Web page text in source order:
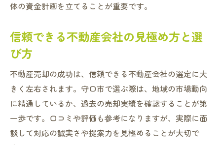
体の資金計画を立てることが重要です。
信頼できる不動産会社の見極め方と選
び方
不動産売却の成功は、信頼できる不動産会社の選定に大
きく左右されます。守口市で選ぶ際は、地域の市場動向
に精通しているか、過去の売却実績を確認することが第
一歩です。口コミや評価も参考になりますが、実際に面
談して対応の誠実さや提案力を見極めることが大切で